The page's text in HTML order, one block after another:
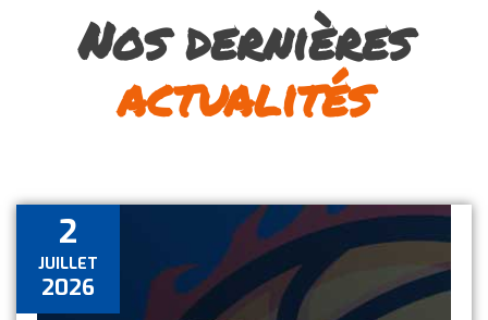
Nos dernières
actualités
2
JUILLET
2026